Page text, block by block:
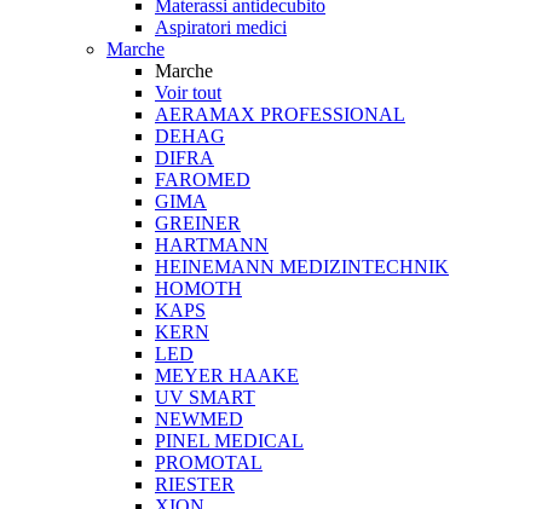
Materassi antidecubito
Aspiratori medici
Marche
Marche
Voir tout
AERAMAX PROFESSIONAL
DEHAG
DIFRA
FAROMED
GIMA
GREINER
HARTMANN
HEINEMANN MEDIZINTECHNIK
HOMOTH
KAPS
KERN
LED
MEYER HAAKE
UV SMART
NEWMED
PINEL MEDICAL
PROMOTAL
RIESTER